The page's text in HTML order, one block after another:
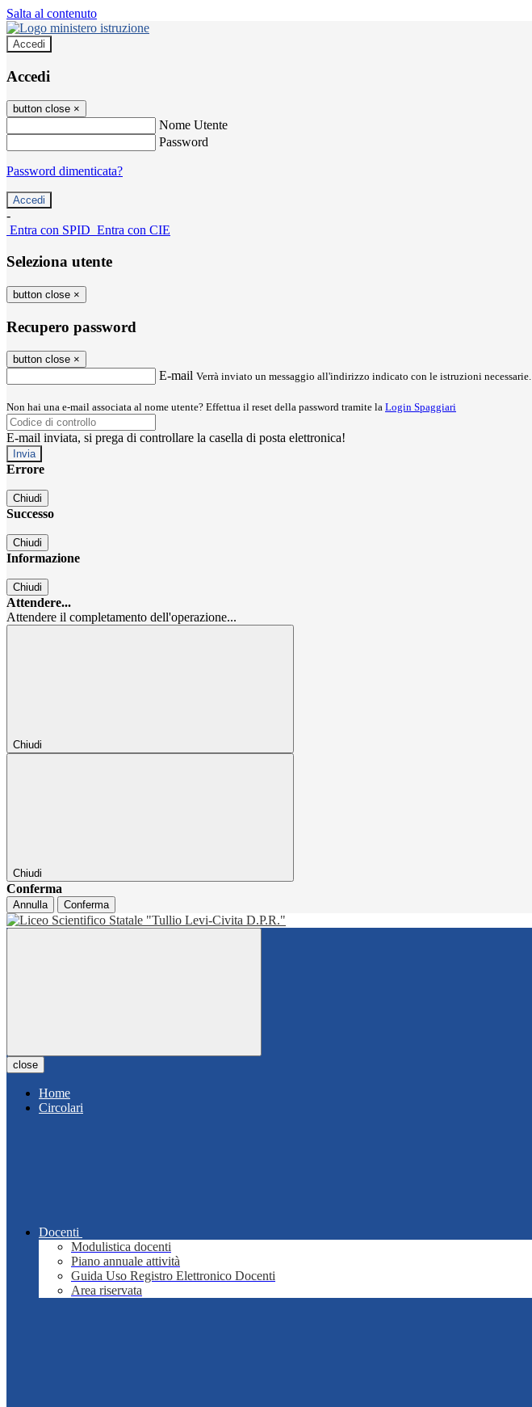
Salta al contenuto
Accedi
Accedi
button close ×
Nome Utente
Password
Password dimenticata?
-
Entra con SPID Entra con CIE
Seleziona utente
button close ×
Recupero password
button close ×
E-mail Verrà inviato un messaggio all'indirizzo indicato con le istruzioni necessarie.
Non hai una e-mail associata al nome utente? Effettua il reset della password tramite la Login Spaggiari
E-mail inviata, si prega di controllare la casella di posta elettronica!
Errore
Chiudi
Successo
Chiudi
Informazione
Chiudi
Attendere...
Attendere il completamento dell'operazione...
Chiudi
Chiudi
Conferma
Annulla Conferma
close
Home
Circolari
Docenti
Modulistica docenti
Piano annuale attività
Guida Uso Registro Elettronico Docenti
Area riservata